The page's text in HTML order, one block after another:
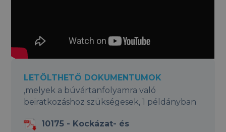
LETÖLTHETŐ DOKUMENTUMOK
,melyek a búvártanfolyamra való
beiratkozáshoz szükségesek, 1 példányban
10175 - Kockázat- és